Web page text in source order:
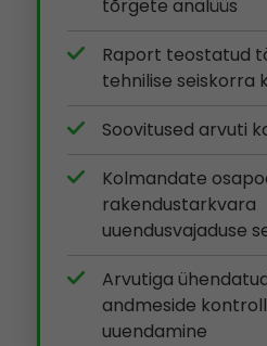
tõrgete analüüs
Raport teostatud
tehnilise seiskorra
Soovitused arvuti
Kolmandate
rakendustarkvara
uuendusvajaduse
Arvutiga
andmeside
uuendamine